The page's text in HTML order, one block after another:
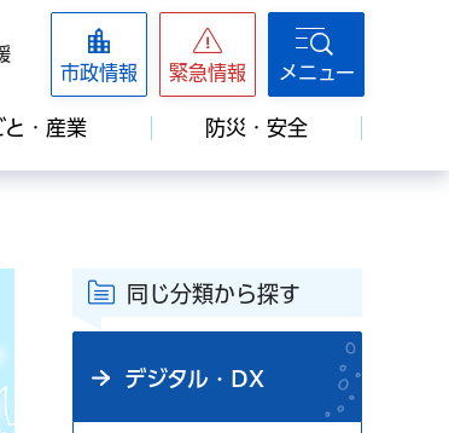
市政情報 緊急情報 メニュー
と・産業 防災・安全
同じ分類から探す
デジタル・DX